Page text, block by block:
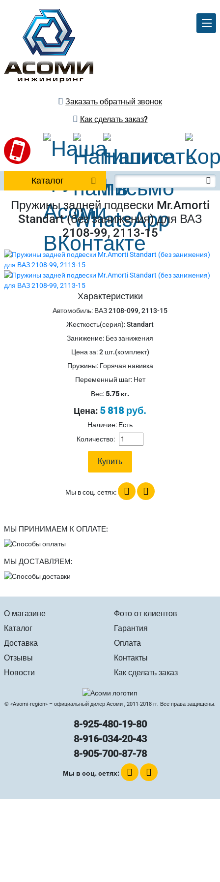
Заказать обратный звонок
Как сделать заказ?
Каталог
Пружины задней подвески Mr.Amorti
Standart (без занижения) для ВАЗ
2108-99, 2113-15
Характеристики
Автомобиль: ВАЗ 2108-099, 2113-15
Жесткость(серия):Standart
Занижение: Без занижения
Цена за:2 шт.(комплект)
Пружины: Горячая навивка
Переменный шаг: Нет
Вес: 5.75 кг.
Цена: 5 818 руб.
Наличие: Есть
Количество:
Мы в соц. сетях:
МЫ ПРИНИМАЕМ К ОПЛАТЕ:
МЫ ДОСТАВЛЯЕМ:
О магазине
Каталог
Доставка
Отзывы
Новости
Фото от клиентов
Гарантия
Оплата
Контакты
Как сделать заказ
© «Asomi-region» – официальный дилер Асоми , 2011-2018 гг. Все права защищены.
8-925-480-19-80
8-916-034-20-43
8-905-700-87-78
Мы в соц. сетях: